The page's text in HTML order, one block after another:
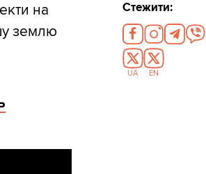
на
землю
Стежити:
UA EN